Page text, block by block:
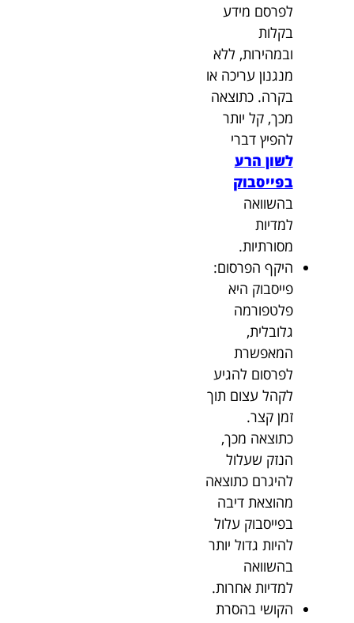
לפרסם מידע
בקלות
ובמהירות, ללא
מנגנון עריכה או
בקרה. כתוצאה
מכך, קל יותר
להפיץ דברי
לשון הרע
בפייסבוק
בהשוואה
למדיות
מסורתיות.
היקף הפרסום:
פייסבוק היא
פלטפורמה
גלובלית,
המאפשרת
לפרסום להגיע
לקהל עצום תוך
זמן קצר.
כתוצאה מכך,
הנזק שעלול
להיגרם כתוצאה
מהוצאת דיבה
בפייסבוק עלול
להיות גדול יותר
בהשוואה
למדיות אחרות.
הקושי בהסרת